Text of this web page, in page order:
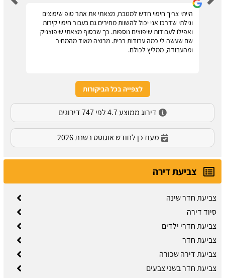
הייתי צריך חיפוי חדש למטבח, מצאתי את אתר טופ שיפוצים
וגילתי שדרכו אני יכול להשוות מחירים גם בעבור חיפוי קירות
ואפילו לעבודות שיפוצים נוספות. כך שבסוף מצאתי שיפוצניק
שם שעשה לי כמה עבודות בבית. מרוצה מאוד מהמחיר
ומהעבודה, ממליץ לכולם.
לצפייה בכל הביקורות
דירוג ממוצע 4.7 לפי 747 דירוגים
מעודכן לחודש אוגוסט בשנת 2026
צביעת דירה
צביעת חדר שינה
סיוד דירה
צביעת חדרי ילדים
צביעת חדר
צביעת דירה שכורה
צביעת חדר בשני צבעים